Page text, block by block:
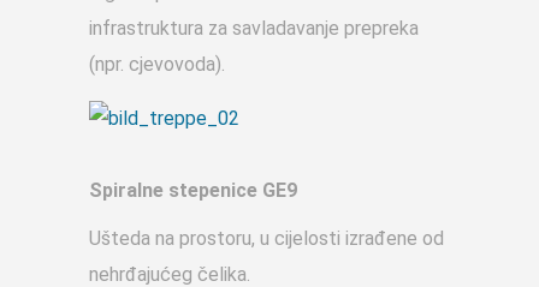
infrastruktura za savladavanje prepreka
(npr. cjevovoda).
Spiralne stepenice GE9
Ušteda na prostoru, u cijelosti izrađene od
nehrđajućeg čelika.